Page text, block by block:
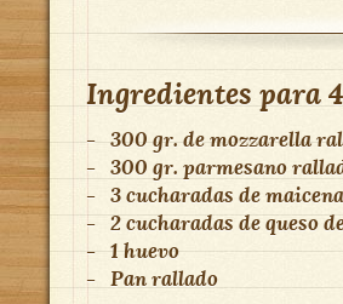
Ingredientes para
- 300 gr. de mozzarella
- 300 gr. parmesano
- 3 cucharadas de maicena
- 2 cucharadas de queso
- 1 huevo
- Pan rallado